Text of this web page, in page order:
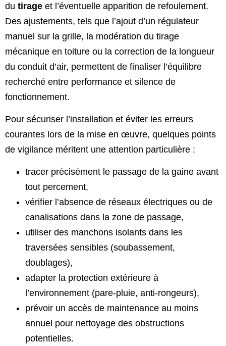
du tirage et l’éventuelle apparition de refoulement.
Des ajustements, tels que l’ajout d’un régulateur
manuel sur la grille, la modération du tirage
mécanique en toiture ou la correction de la longueur
du conduit d’air, permettent de finaliser l’équilibre
recherché entre performance et silence de
fonctionnement.
Pour sécuriser l’installation et éviter les erreurs
courantes lors de la mise en œuvre, quelques points
de vigilance méritent une attention particulière :
tracer précisément le passage de la gaine avant
tout percement,
vérifier l’absence de réseaux électriques ou de
canalisations dans la zone de passage,
utiliser des manchons isolants dans les
traversées sensibles (soubassement,
doublages),
adapter la protection extérieure à
l’environnement (pare-pluie, anti-rongeurs),
prévoir un accès de maintenance au moins
annuel pour nettoyage des obstructions
potentielles.